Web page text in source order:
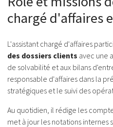
chargé d'affaires
L'assistant chargé d'affaires
des dossiers clients avec une
de solvabilité et aux bilans
responsable d'affaires dans la
stratégiques et le suivi des
Au quotidien, il rédige les
met à jour les notations internes